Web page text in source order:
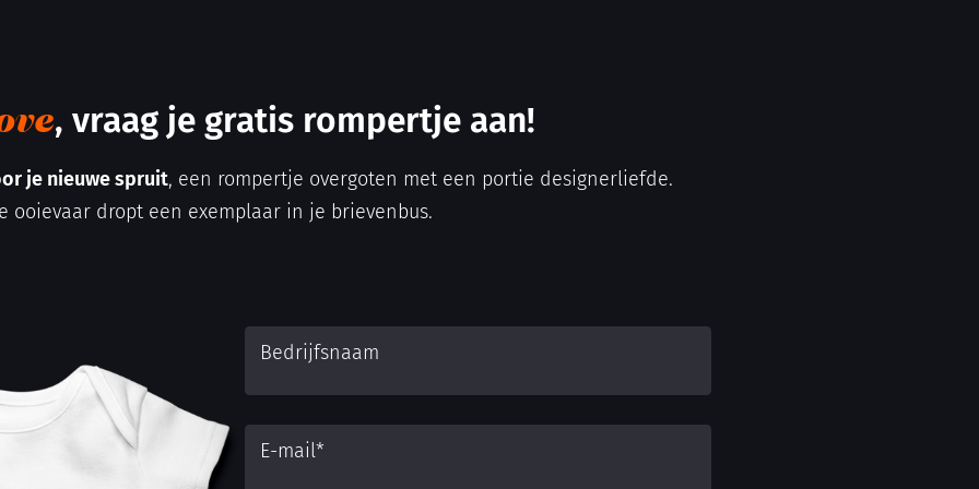
, vraag je gratis rompertje aan!
je nieuwe spruit, een rompertje overgoten met een portie designerliefde.
ooievaar dropt een exemplaar in je brievenbus.
Bedrijfsnaam
E-mail*